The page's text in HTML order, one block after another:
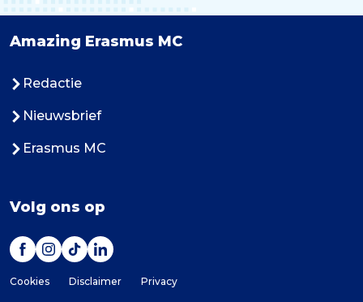
Amazing Erasmus MC
Redactie
Nieuwsbrief
Erasmus MC
Volg ons op
Cookies Disclaimer Privacy